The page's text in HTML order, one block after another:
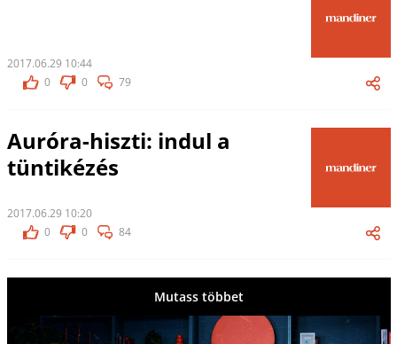
2017.06.29 10:44
0
0 79
Auróra-hiszti: indul a
tüntikézés
2017.06.29 10:20
0
0 84
Mutass többet